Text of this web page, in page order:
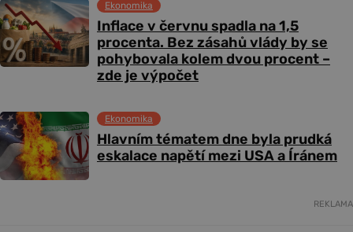
Inflace v červnu spadla na 1,5
procenta. Bez zásahů vlády by se
pohybovala kolem dvou procent –
zde je výpočet
Ekonomika
Hlavním tématem dne byla prudká
eskalace napětí mezi USA a Íránem
Ekonomika
REKLAMA